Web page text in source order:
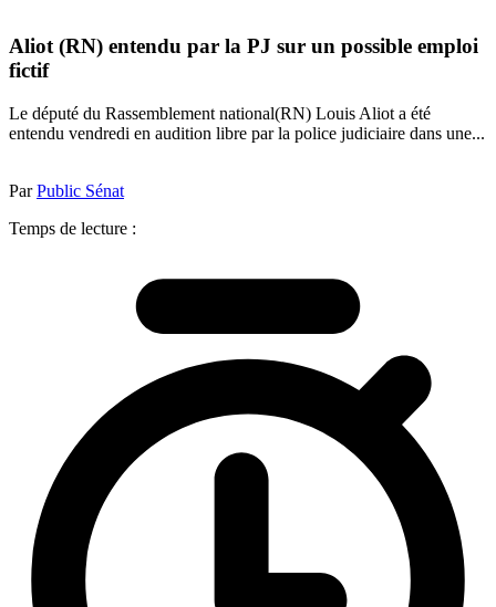
Aliot (RN) entendu par la PJ sur un possible emploi
fictif
Le député du Rassemblement national(RN) Louis Aliot a été
entendu vendredi en audition libre par la police judiciaire dans une...
ParPublic Sénat
Temps de lecture :